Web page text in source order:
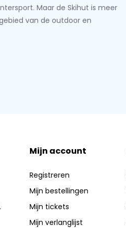
Maar de Skihut is meer
van de outdoor en
Mijn account
Registreren
Mijn bestellingen
Mijn tickets
Mijn verlanglijst